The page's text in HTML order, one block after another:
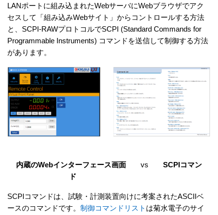
LANポートに組み込まれたWebサーバにWebブラウザでアク
セスして「組み込みWebサイト」からコントロールする方法
と、SCPI-RAWプロトコルでSCPI (Standard Commands for
Programmable Instruments) コマンドを送信して制御する方法
があります。
内蔵のWebインターフェース画面 vs SCPIコマン
ド
SCPIコマンドは、試験・計測装置向けに考案されたASCIIベ
ースのコマンドです。 制御コマンドリスト は菊水電子のサイ